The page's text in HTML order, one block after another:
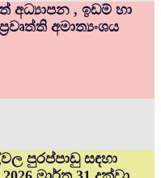
අධ්‍යාපන , ඉඩම් හා
අමාත්‍යංශය
පුරප්පාඩු සඳහා